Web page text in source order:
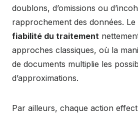
doublons, d’omissions ou
rapprochement des données.
fiabilité du traitement
approches classiques, où la
de documents multiplie les
d’approximations.
Par ailleurs, chaque action